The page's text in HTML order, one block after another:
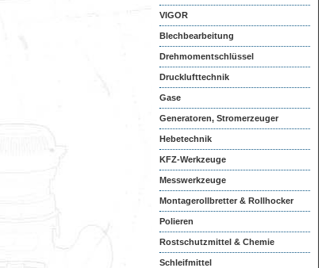
VIGOR
Blechbearbeitung
Drehmomentschlüssel
Drucklufttechnik
Gase
Generatoren, Stromerzeuger
Hebetechnik
KFZ-Werkzeuge
Messwerkzeuge
Montagerollbretter & Rollhocker
Polieren
Rostschutzmittel & Chemie
Schleifmittel